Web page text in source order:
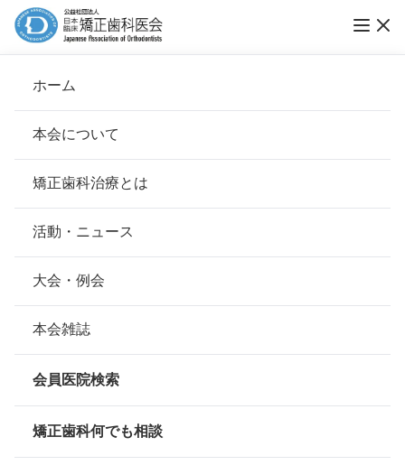
ホーム
本会について
会長挨拶
基本理念
組織について
本会の歴史
情報公開
矯正歯科治療とは
安心して治療を受けていただくための「6つの指針」
安心できる矯正歯科治療契約のための「7つの提言」
矯正歯科治療について
活動・ニュース
大会・例会
本会雑誌
会員医院検索
矯正歯科何でも相談
ホーム 会員医院検索
武蔵小杉矯正歯科
所在地
神奈川県川崎市中原区小杉町3-600ｺ
電話番号 044-733-3117